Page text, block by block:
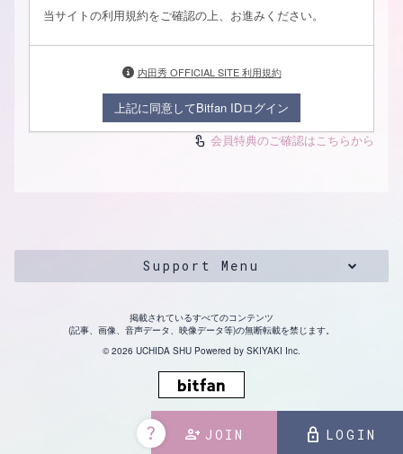
person_add JOIN lock LOGIN
question_mark
当サイトの利用規約をご確認の上、お進みください。
内田秀 OFFICIAL SITE 利用規約
上記に同意してBitfan IDログイン
touch_app 会員特典のご確認はこちらから
Support Menu
掲載されているすべてのコンテンツ
(記事、画像、音声データ、映像データ等)の無断転載を禁じます。
© 2026 UCHIDA SHU Powered by SKIYAKI Inc.